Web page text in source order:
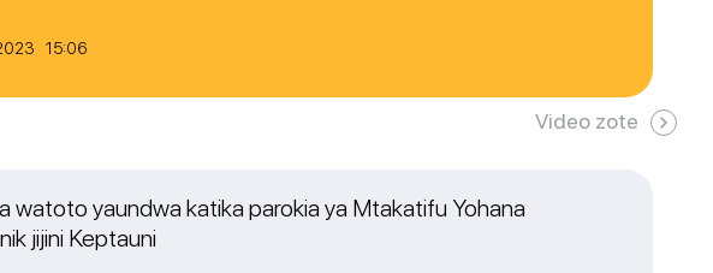
15:06
Video zote
watoto yaundwa katika parokia ya Mtakatifu Yohana
jijini Keptauni